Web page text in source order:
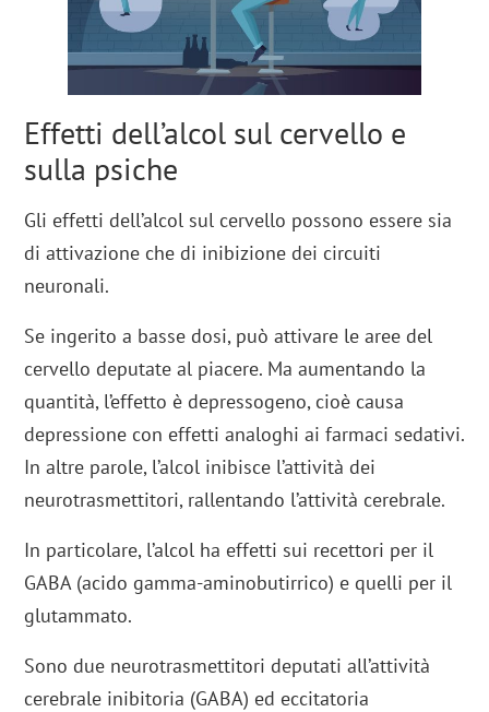
Effetti dell’alcol sul cervello e
sulla psiche
Gli effetti dell’alcol sul cervello possono essere sia
di attivazione che di inibizione dei circuiti
neuronali.
Se ingerito a basse dosi, può attivare le aree del
cervello deputate al piacere. Ma aumentando la
quantità, l’effetto è depressogeno, cioè causa
depressione con effetti analoghi ai farmaci sedativi.
In altre parole, l’alcol inibisce l’attività dei
neurotrasmettitori, rallentando l’attività cerebrale.
In particolare, l’alcol ha effetti sui recettori per il
GABA (acido gamma-aminobutirrico) e quelli per il
glutammato.
Sono due neurotrasmettitori deputati all’attività
cerebrale inibitoria (GABA) ed eccitatoria